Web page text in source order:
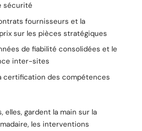
sécurité
fournisseurs et la
sur les pièces stratégiques
de fiabilité consolidées et le
inter-sites
certification des compétences
elles, gardent la main sur la
les interventions